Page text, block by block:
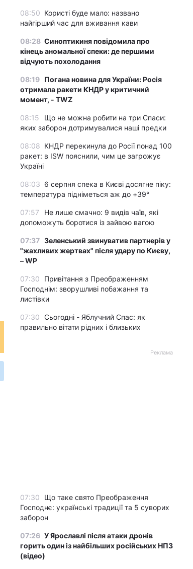
08:50 Користі буде мало: названо
найгірший час для вживання кави
08:28 Синоптикиня повідомила про
кінець аномальної спеки: де першими
відчують похолодання
08:19 Погана новина для України: Росія
отримала ракети КНДР у критичний
момент, - TWZ
08:15
Що не можна робити на три Спаси:
яких заборон дотримувалися наші предки
08:08 КНДР перекинула до Росії понад 100
ракет: в ISW пояснили, чим це загрожує
Україні
08:03 6 серпня спека в Києві досягне піку:
температура підніметься аж до +39°
07:57
Не лише смачно: 9 видів чаїв, які
допоможуть боротися із зайвою вагою
07:37 Зеленський звинуватив партнерів у
"жахливих жертвах" після удару по Києву,
– WP
07:30
Привітання з Преображенням
Господнім: зворушливі побажання та
листівки
07:30 Сьогодні - Яблучний Спас: як
правильно вітати рідних і близьких
Реклама
07:30
Що таке свято Преображення
Господнє: українські традиції та 5 суворих
заборон
07:26 У Ярославлі після атаки дронів
горить один із найбільших російських НПЗ
(відео)